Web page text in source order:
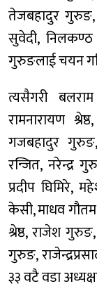
तेजबहादुर
सुवेदी, निलकण्ठ
गुरुङलाई चयन
त्यसैगरी
रामनारायण
गजबहादुर
रन्जित, नरेन्द्र
प्रदीप घिमिरे,
केसी, माधव
श्रेष्ठ, राजेश
गुरुङ,
३३ वटै वडा